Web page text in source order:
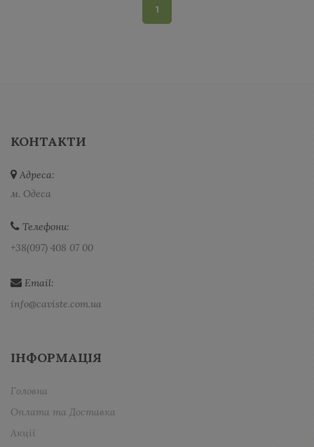
1
КОНТАКТИ
Адреса:
м. Одеса
Телефони:
+38(097) 408 07 00
Email:
info@caviste.com.ua
ІНФОРМАЦІЯ
Головна
Оплата та Доставка
Акції